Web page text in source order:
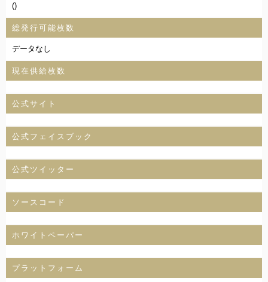
()
総発行可能枚数
データなし
現在供給枚数
公式サイト
公式フェイスブック
公式ツイッター
ソースコード
ホワイトペーパー
プラットフォーム